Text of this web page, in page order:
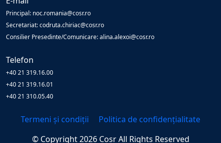
Principal: noc.romania@cosr.ro
Secretariat: codruta.chiriac@cosr.ro
Consilier Presedinte/Comunicare: alina.alexoi@cosr.ro
Telefon
+40 21 319.16.00
+40 21 319.16.01
+40 21 310.05.40
Termeni și condiții
Politica de confidențialitate
© Copyright2026 CosrAll Rights Reserved